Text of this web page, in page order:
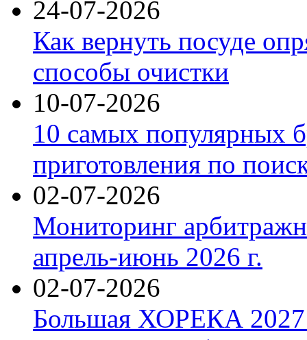
24-07-2026
Как вернуть посуде
способы очистки
10-07-2026
10 самых популярных
приготовления по
02-07-2026
Мониторинг
апрель-июнь 2026 г.
02-07-2026
Большая ХОРЕКА 2027: